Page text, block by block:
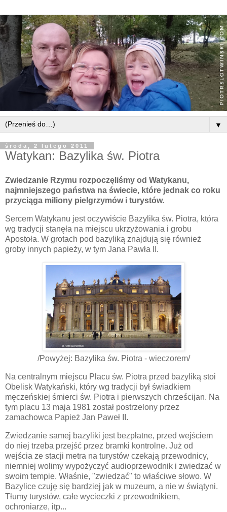
▼
środa, 2 lutego 2011
Watykan: Bazylika św. Piotra
Zwiedzanie Rzymu rozpoczęliśmy od Watykanu,
najmniejszego państwa na świecie, które jednak co roku
przyciąga miliony pielgrzymów i turystów.
Sercem Watykanu jest oczywiście Bazylika św. Piotra, która
wg tradycji stanęła na miejscu ukrzyżowania i grobu
Apostoła. W grotach pod bazyliką znajdują się również
groby innych papieży, w tym Jana Pawła II.
/Powyżej: Bazylika św. Piotra - wieczorem/
Na centralnym miejscu Placu św. Piotra przed bazyliką stoi
Obelisk Watykański, który wg tradycji był świadkiem
męczeńskiej śmierci św. Piotra i pierwszych chrześcijan. Na
tym placu 13 maja 1981 został postrzelony przez
zamachowca Papież Jan Paweł II.
Zwiedzanie samej bazyliki jest bezpłatne, przed wejściem
do niej trzeba przejść przez bramki kontrolne. Już od
wejścia ze stacji metra na turystów czekają przewodnicy,
niemniej wolimy wypożyczyć audioprzewodnik i zwiedzać w
swoim tempie. Właśnie, "zwiedzać" to właściwe słowo. W
Bazylice czuję się bardziej jak w muzeum, a nie w świątyni.
Tłumy turystów, całe wycieczki z przewodnikiem,
ochroniarze, itp...